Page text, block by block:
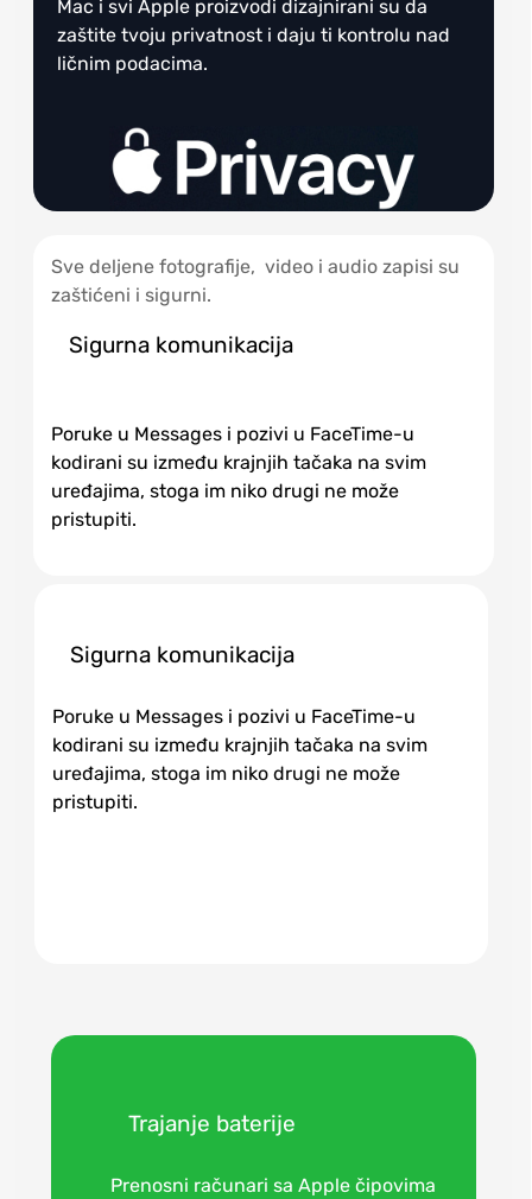
Mac i svi Apple proizvodi dizajnirani su da
zaštite tvoju privatnost i daju ti kontrolu nad
ličnim podacima.
Sve deljene fotografije, video i audio zapisi su
zaštićeni i sigurni.
Sigurna komunikacija
Poruke u Messages i pozivi u FaceTime-u
kodirani su između krajnjih tačaka na svim
uređajima, stoga im niko drugi ne može
pristupiti.
Sigurna komunikacija
Poruke u Messages i pozivi u FaceTime-u
kodirani su između krajnjih tačaka na svim
uređajima, stoga im niko drugi ne može
pristupiti.
Trajanje baterije
Prenosni računari sa Apple čipovima